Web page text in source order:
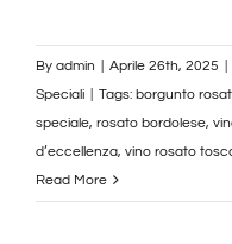
By admin Aprile 26th, 2025
Speciali
Tags: borgunto
speciale, rosato bordolese,
d’eccellenza, vino rosato
Read More